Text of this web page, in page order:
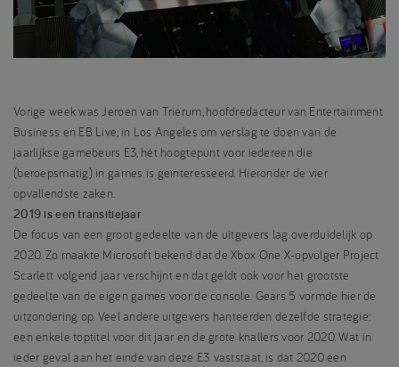
Vorige week was Jeroen van Trierum, hoofdredacteur van Entertainment
Business en EB Live, in Los Angeles om verslag te doen van de
jaarlijkse gamebeurs E3, hét hoogtepunt voor iedereen die
(beroepsmatig) in games is geïnteresseerd. Hieronder de vier
opvallendste zaken.
2019 is een transitiejaar
De focus van een groot gedeelte van de uitgevers lag overduidelijk op
2020. Zo maakte Microsoft bekend dat de Xbox One X-opvolger Project
Scarlett volgend jaar verschijnt en dat geldt ook voor het grootste
gedeelte van de eigen games voor de console. Gears 5 vormde hier de
uitzondering op. Veel andere uitgevers hanteerden dezelfde strategie:
een enkele toptitel voor dit jaar en de grote knallers voor 2020. Wat in
ieder geval aan het einde van deze E3 vaststaat, is dat 2020 een